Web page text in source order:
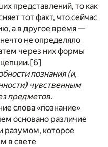
представлений, то как
тот факт, что сейчас
а в другое время —
не определяло
через них формы
[6]
познания (и,
чувственным
предметов.
слова «познание»
основано различие
разумом, которое
в свете